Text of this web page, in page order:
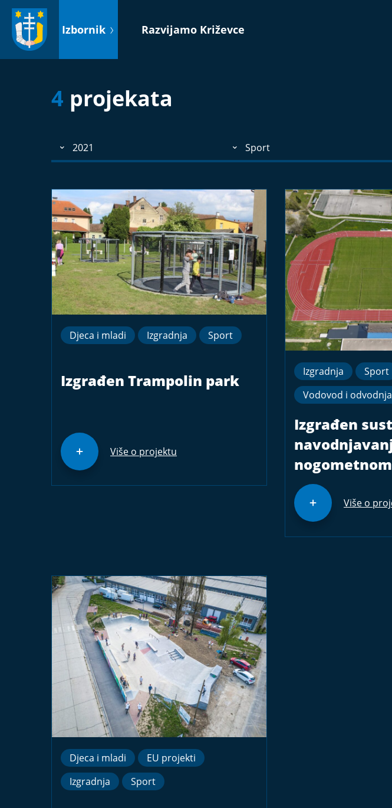
sadržaj
Izbornik Razvijamo Križevce
4 projekata
2021 Sport
Djeca i mladi Izgradnja Sport
Izgrađen Trampolin park
Više o projektu
Izgradnja
Sport
Vodovod i odvodnja
Izgrađen
Više o
Djeca i mladi
EU projekti
Izgradnja
Sport